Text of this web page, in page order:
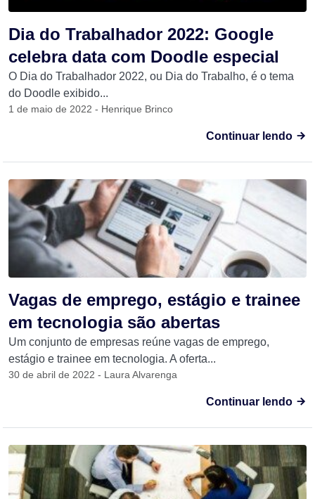
Dia do Trabalhador 2022: Google
celebra data com Doodle especial
O Dia do Trabalhador 2022, ou Dia do Trabalho, é o tema
do Doodle exibido...
1 de maio de 2022 - Henrique Brinco
Continuar lendo
Vagas de emprego, estágio e trainee
em tecnologia são abertas
Um conjunto de empresas reúne vagas de emprego,
estágio e trainee em tecnologia. A oferta...
30 de abril de 2022 - Laura Alvarenga
Continuar lendo